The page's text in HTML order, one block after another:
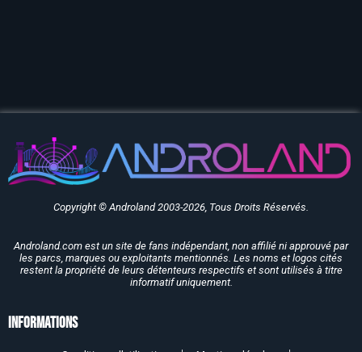
Copyright © Androland 2003-2026, Tous Droits Réservés.
Androland.com est un site de fans indépendant, non affilié ni approuvé par
les parcs, marques ou exploitants mentionnés. Les noms et logos cités
restent la propriété de leurs détenteurs respectifs et sont utilisés à titre
informatif uniquement.
Informations